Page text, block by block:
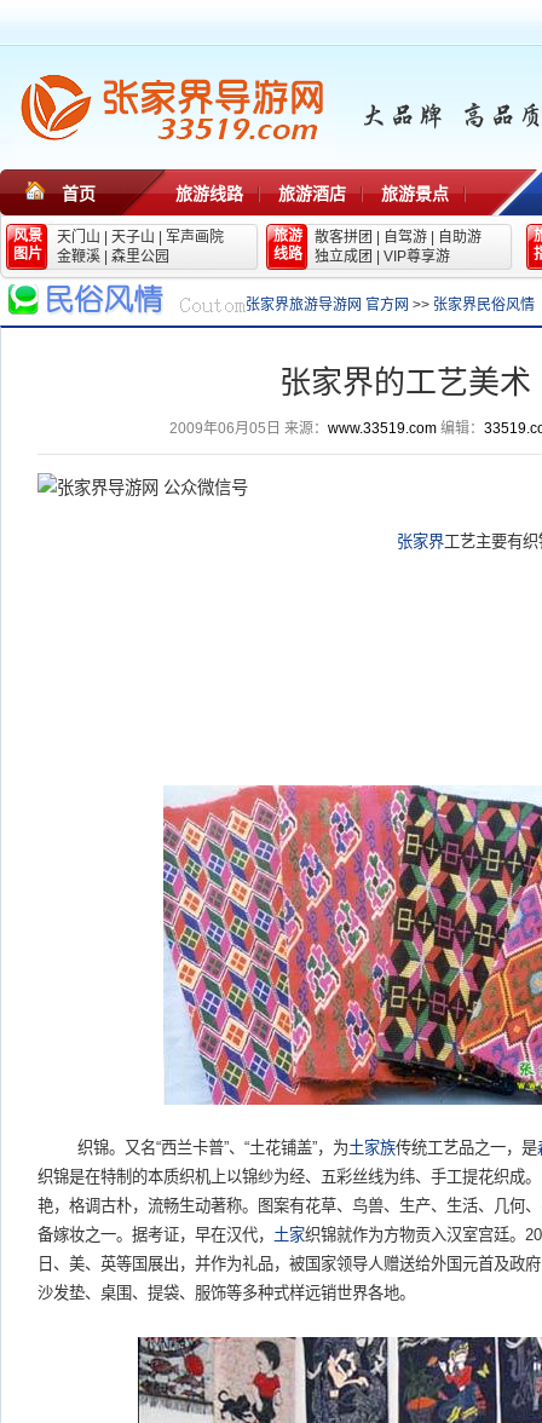
首页 旅游线路 旅游酒店 旅游景点
风景
图片
天门山 天子山
军声画院
金鞭溪
森里公园
旅游
线路
散客拼团 自驾游
自助游
独立成团
VIP尊享游
张家界旅游导游网 官方网 >> 张家界民俗风情
张家界的工艺美术
2009年06月05日 来源： www.33519.com编辑：
张家界工艺主要有
织锦。又名“西兰卡普”、“土花铺盖”，为土家族传统工艺品之一，是
织锦是在特制的本质织机上以锦纱为经、五彩丝线为纬、手工提花织成
艳，格调古朴，流畅生动著称。图案有花草、鸟兽、生产、生活、几何
备嫁妆之一。据考证，早在汉代， 土家织锦就作为方物贡入汉室宫廷。
日、美、英等国展出，并作为礼品，被国家领导人赠送给外国元首及政
沙发垫、桌围、提袋、服饰等多种式样远销世界各地。